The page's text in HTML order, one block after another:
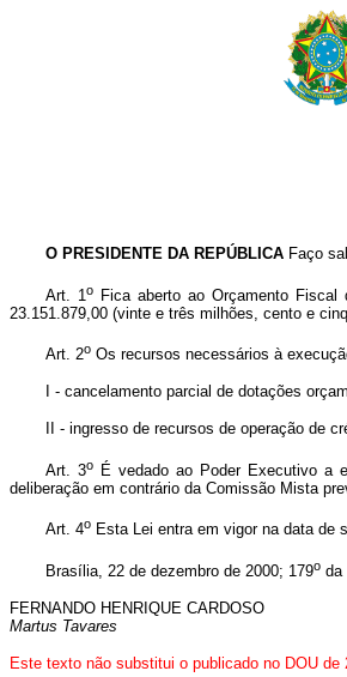
O PRESIDENTE DA REPÚBLICA Faço
Art. 1 oFica aberto ao Orçamento Fiscal
23.151.879,00 (vinte e três milhões, cento e
Art. 2o Os recursos necessários à
I - cancelamento parcial de dotações
II - ingresso de recursos de operação de
Art. 3o
É vedado ao Poder Executivo a
deliberação em contrário da Comissão Mista
Art. 4o Esta Lei entra em vigor na data de
Brasília, 22 de dezembro de 2000; 179o da
FERNANDO HENRIQUE CARDOSO
Martus Tavares
Este texto não substitui o publicado no DOU de